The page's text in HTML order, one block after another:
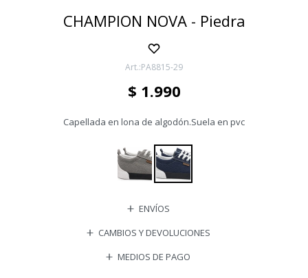
CHAMPION NOVA - Piedra
PA8815-29
$ 1.990
Capellada en lona de algodón.Suela en pvc
ENVÍOS
CAMBIOS Y DEVOLUCIONES
MEDIOS DE PAGO